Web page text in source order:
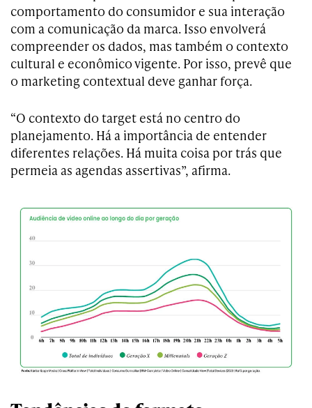
comportamento do consumidor e sua interação
com a comunicação da marca. Isso envolverá
compreender os dados, mas também o contexto
cultural e econômico vigente. Por isso, prevê que
o marketing contextual deve ganhar força.
“O contexto do target está no centro do
planejamento. Há a importância de entender
diferentes relações. Há muita coisa por trás que
permeia as agendas assertivas”, afirma.